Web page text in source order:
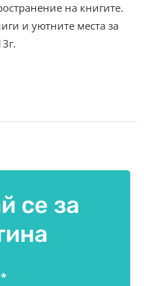
на книгите.
и уютните места за
се за
*